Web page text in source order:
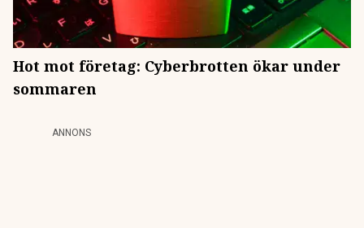
Hot mot företag: Cyberbrotten ökar under
sommaren
ANNONS